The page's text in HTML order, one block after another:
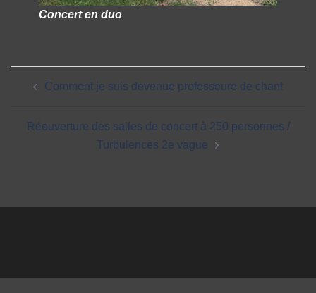
Concert en duo
Comment je suis devenue professeure de chant
Réouverture des salles de concert à 250 personnes /
Turbulences 2e vague